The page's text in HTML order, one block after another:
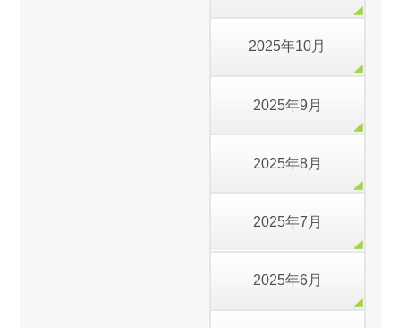
2025年10月
2025年9月
2025年8月
2025年7月
2025年6月